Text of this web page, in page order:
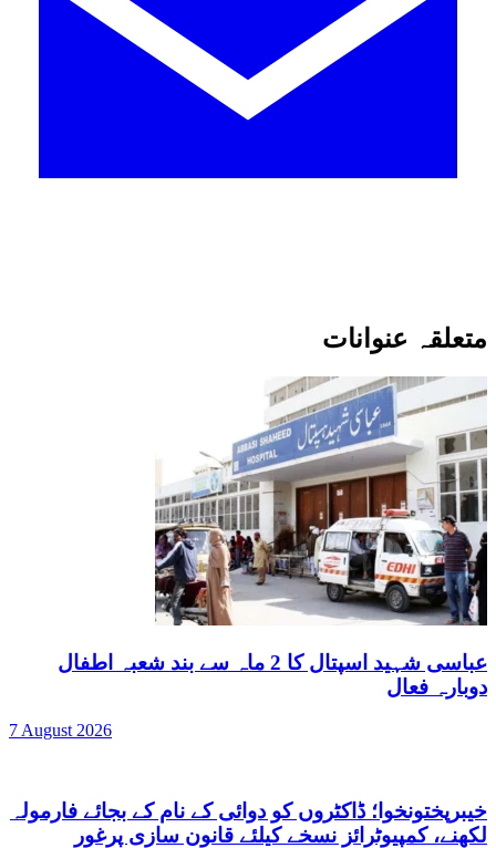
متعلقہ عنوانات
عباسی شہید اسپتال کا 2 ماہ سے بند شعبہ اطفال
دوبارہ فعال
7 August 2026
خیبرپختونخوا؛ ڈاکٹروں کو دوائی کے نام کے بجائے فارمولہ
لکھنے، کمپیوٹرائز نسخے کیلئے قانون سازی پرغور